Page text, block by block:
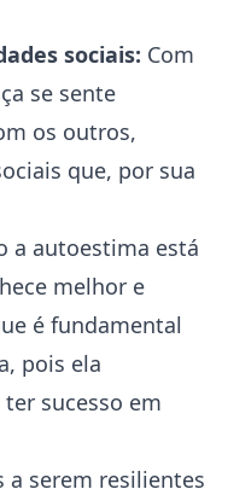
sociais: Com
se sente
os outros,
que, por sua
a autoestima está
melhor e
é fundamental
pois ela
sucesso em
a serem resilientes